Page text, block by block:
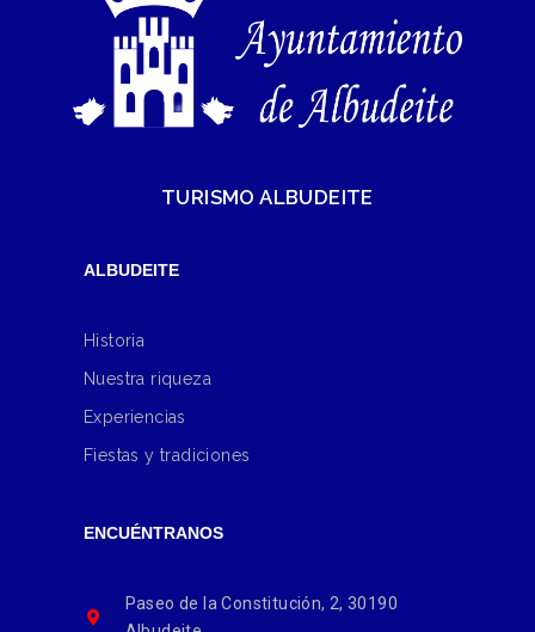
TURISMO ALBUDEITE
ALBUDEITE
Historia
Nuestra riqueza
Experiencias
Fiestas y tradiciones
ENCUÉNTRANOS
Paseo de la Constitución, 2, 30190